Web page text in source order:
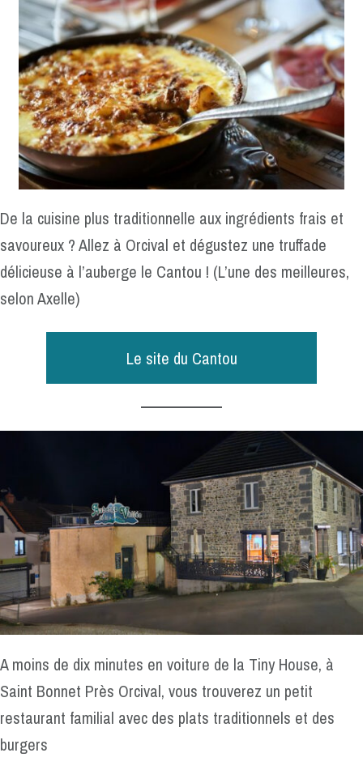
De la cuisine plus traditionnelle aux ingrédients frais et
savoureux ? Allez à Orcival et dégustez une truffade
délicieuse à l’auberge le Cantou ! (L’une des meilleures,
selon Axelle)
Le site du Cantou
A moins de dix minutes en voiture de la Tiny House, à
Saint Bonnet Près Orcival, vous trouverez un petit
restaurant familial avec des plats traditionnels et des
burgers